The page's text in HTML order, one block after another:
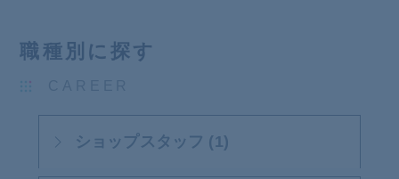
職種別に探す
ショップスタッフ (1)